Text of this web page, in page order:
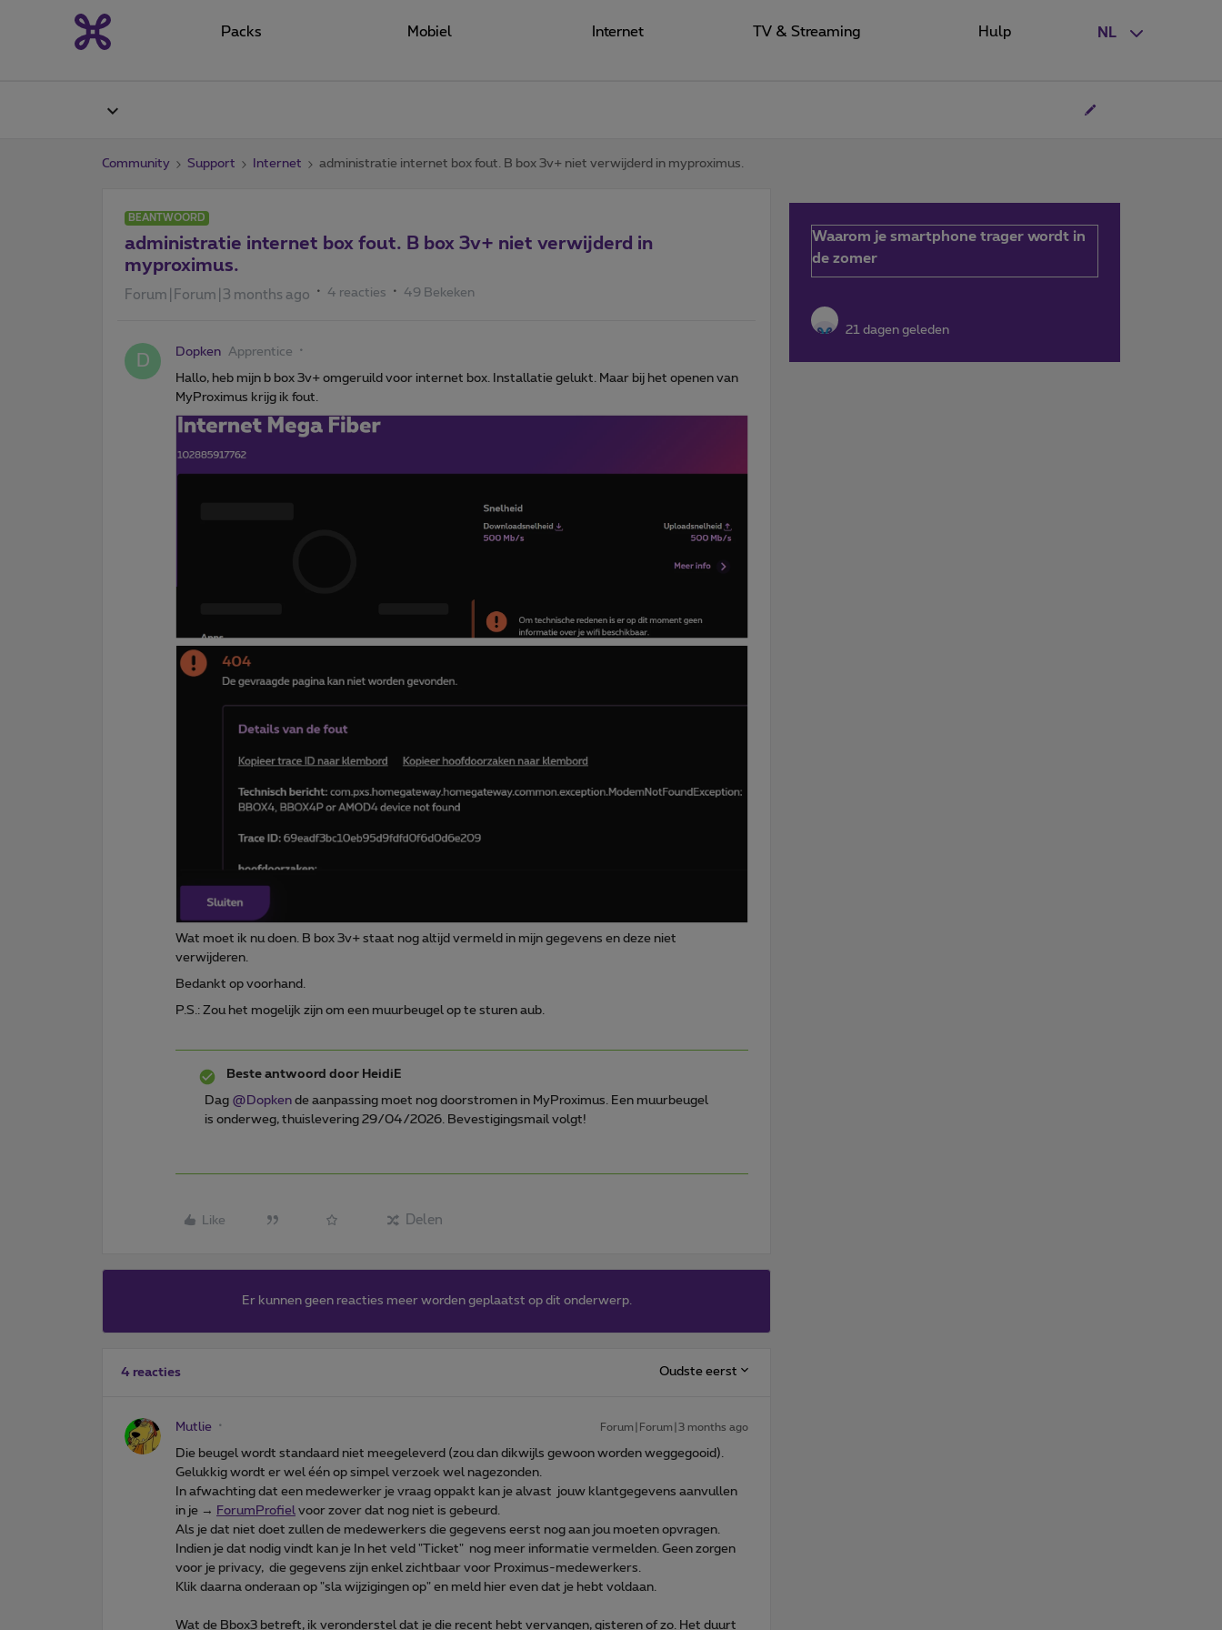
NL
Packs Mobiel Internet TV & Streaming Hulp
Community Support Internet administratie internet box fout. B box 3v+ niet verwijderd in myproximus.
BEANTWOORD
administratie internet box fout. B box 3v+ niet verwijderd in
myproximus.
Forum|Forum|3 months ago 4 reacties 49 Bekeken
D Dopken Apprentice
Hallo, heb mijn b box 3v+ omgeruild voor internet box. Installatie gelukt. Maar bij het openen van
MyProximus krijg ik fout.
Wat moet ik nu doen. B box 3v+ staat nog altijd vermeld in mijn gegevens en deze niet
verwijderen.
Bedankt op voorhand.
P.S.: Zou het mogelijk zijn om een muurbeugel op te sturen aub.
Beste antwoord door HeidiE
Dag ​ @Dopken de aanpassing moet nog doorstromen in MyProximus. Een muurbeugel
is onderweg, thuislevering 29/04/2026. Bevestigingsmail volgt!
Like Delen
Er kunnen geen reacties meer worden geplaatst op dit onderwerp.
4 reacties Oudste eerst
Mutlie Forum|Forum|3 months ago
Die beugel wordt standaard niet meegeleverd (zou dan dikwijls gewoon worden weggegooid).
Gelukkig wordt er wel één op simpel verzoek wel nagezonden.
In afwachting dat een medewerker je vraag oppakt kan je alvast jouw klantgegevens aanvullen
in je → ForumProfiel voor zover dat nog niet is gebeurd.
Als je dat niet doet zullen de medewerkers die gegevens eerst nog aan jou moeten opvragen.
Indien je dat nodig vindt kan je In het veld "Ticket" nog meer informatie vermelden. Geen zorgen
voor je privacy, die gegevens zijn enkel zichtbaar voor Proximus-medewerkers.
Klik daarna onderaan op "sla wijzigingen op" en meld hier even dat je hebt voldaan.
Wat de Bbox3 betreft, ik veronderstel dat je die recent hebt vervangen, gisteren of zo. Het duurt
Waarom je smartphone trager wordt in
de zomer
21 dagen geleden